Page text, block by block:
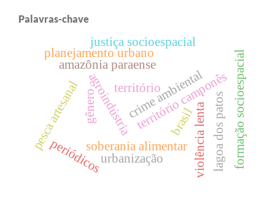
Palavras-chave
território camponês
violência lenta
agroindústria
soberania alimentar
amazônia paraense
crime ambiental
território
gênero
pesca artesanal
planejamento urbano
justiça socioespacial
periódicos formação socioespacial
brasil
urbanização lagoa dos patos